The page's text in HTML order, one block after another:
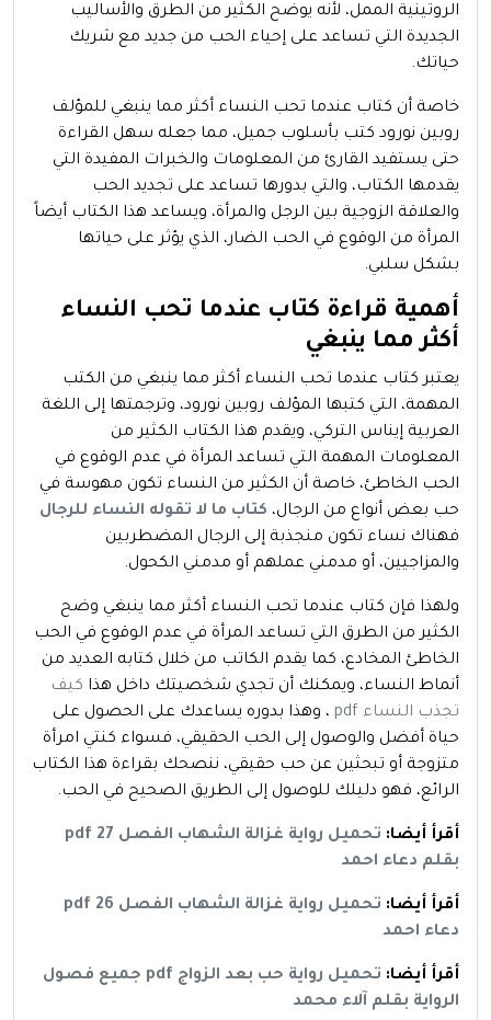
الروتينية الممل، لأنه يوضح الكثير من الطرق والأساليب
الجديدة التي تساعد على إحياء الحب من جديد مع شريك
حياتك.
خاصة أن كتاب عندما تحب النساء أكثر مما ينبغي للمؤلف
روبين نورود كتب بأسلوب جميل، مما جعله سهل القراءة
حتى يستفيد القارئ من المعلومات والخبرات المفيدة التي
يقدمها الكتاب، والتي بدورها تساعد على تجديد الحب
والعلاقة الزوجية بين الرجل والمرأة، ويساعد هذا الكتاب أيضاً
المرأة من الوقوع في الحب الضار، الذي يؤثر على حياتها
بشكل سلبي.
أهمية قراءة كتاب عندما تحب النساء
أكثر مما ينبغي
يعتبر كتاب عندما تحب النساء أكثر مما ينبغي من الكتب
المهمة، التي كتبها المؤلف روبين نورود، وترجمتها إلى اللغة
العربية إيناس التركي، ويقدم هذا الكتاب الكثير من
المعلومات المهمة التي تساعد المرأة في عدم الوقوع في
الحب الخاطئ، خاصة أن الكثير من النساء تكون مهوسة في
حب بعض أنواع من الرجال، كتاب ما لا تقوله النساء للرجال
فهناك نساء تكون منجذبة إلى الرجال المضطربين
والمزاجيين، أو مدمني عملهم أو مدمني الكحول.
ولهذا فإن كتاب عندما تحب النساء أكثر مما ينبغي وضح
الكثير من الطرق التي تساعد المرأة في عدم الوقوع في الحب
الخاطئ المخادع، كما يقدم الكاتب من خلال كتابه العديد من
أنماط النساء، ويمكنك أن تجدي شخصيتك داخل هذا كيف
تجذب النساء pdf
، وهذا بدوره يساعدك على الحصول على
حياة أفضل والوصول إلى الحب الحقيقي، فسواء كنتي امرأة
متزوجة أو تبحثين عن حب حقيقي، ننصحك بقراءة هذا الكتاب
الرائع، فهو دليلك للوصول إلى الطريق الصحيح في الحب.
أقرأ أيضا:
تحميل رواية غزالة الشهاب الفصل 27 pdf
بقلم دعاء احمد
أقرأ أيضا:
تحميل رواية غزالة الشهاب الفصل 26 pdf
دعاء احمد
أقرأ أيضا:
تحميل رواية حب بعد الزواج pdf جميع فصول
الرواية بقلم آلاء محمد